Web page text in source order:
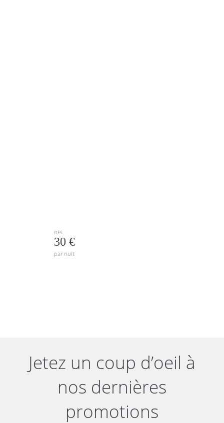
DÈS
30 €
par nuit
Jetez un coup d’oeil à
nos dernières
promotions